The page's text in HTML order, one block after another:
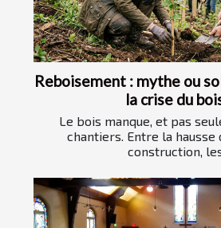
Reboisement : mythe ou
la crise du
Le bois manque, et pas
chantiers. Entre la hausse
construction,